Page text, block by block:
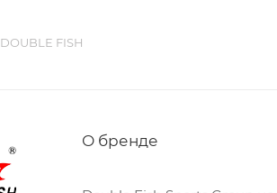
DOUBLE FISH
О бренде